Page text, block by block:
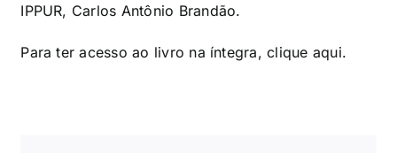
IPPUR, Carlos Antônio Brandão.
Para ter acesso ao livro na íntegra, clique aqui.